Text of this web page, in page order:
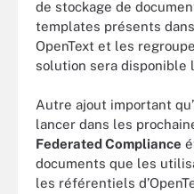
de stockage de
templates présents
OpenText et les
solution sera disponible
Autre ajout important
lancer dans les
Federated Compliance
documents que les
les référentiels